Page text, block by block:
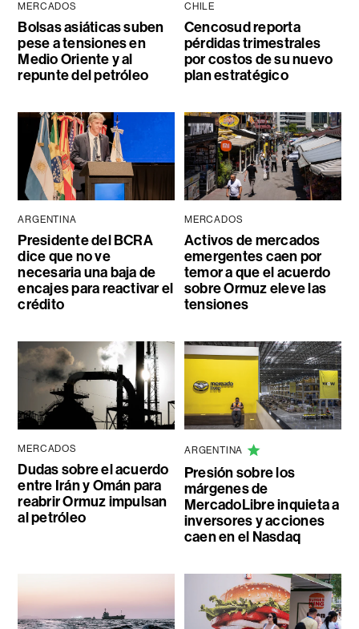
MERCADOS
Bolsas asiáticas suben
pese a tensiones en
Medio Oriente y al
repunte del petróleo
CHILE
Cencosud reporta
pérdidas trimestrales
por costos de su nuevo
plan estratégico
ARGENTINA
Presidente del BCRA
dice que no ve
necesaria una baja de
encajes para reactivar el
crédito
MERCADOS
Activos de mercados
emergentes caen por
temor a que el acuerdo
sobre Ormuz eleve las
tensiones
MERCADOS
Dudas sobre el acuerdo
entre Irán y Omán para
reabrir Ormuz impulsan
al petróleo
ARGENTINA
Presión sobre los
márgenes de
MercadoLibre inquieta a
inversores y acciones
caen en el Nasdaq